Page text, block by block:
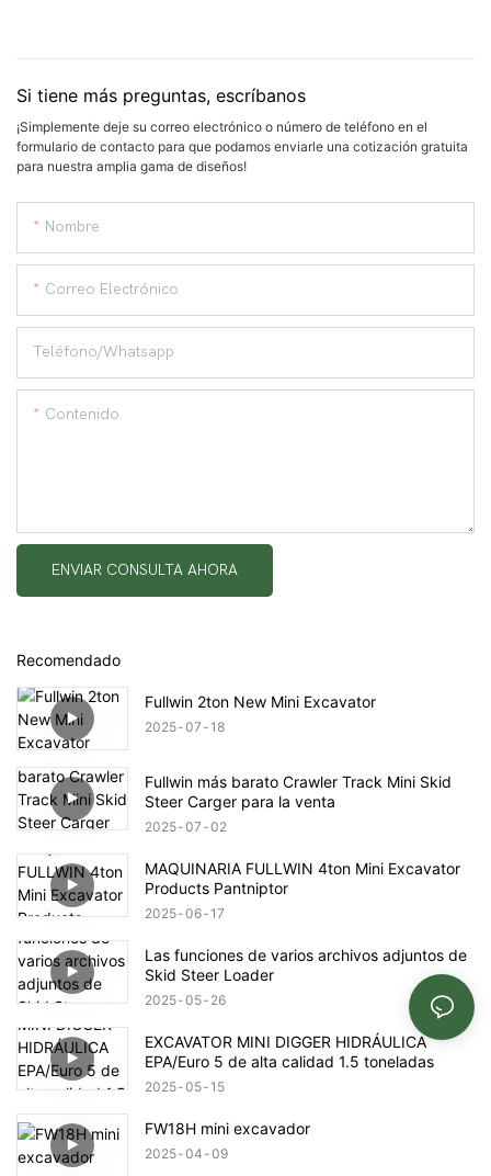
Si tiene más preguntas, escríbanos
¡Simplemente deje su correo electrónico o número de teléfono en el
formulario de contacto para que podamos enviarle una cotización gratuita
para nuestra amplia gama de diseños!
Nombre
Correo Electrónico
Teléfono/whatsapp
Contenido
ENVIAR CONSULTA AHORA
Recomendado
Fullwin 2ton New Mini Excavator
2025 07 18
Fullwin más barato Crawler Track Mini Skid
Steer Carger para la venta
2025 07 02
MAQUINARIA FULLWIN 4ton Mini Excavator
Products Pantniptor
2025 06 17
Las funciones de varios archivos adjuntos de
Skid Steer Loader
2025 05 26
EXCAVATOR MINI DIGGER HIDRÁULICA
EPA/Euro 5 de alta calidad 1.5 toneladas
2025 05 15
FW18H mini excavador
2025 04 09